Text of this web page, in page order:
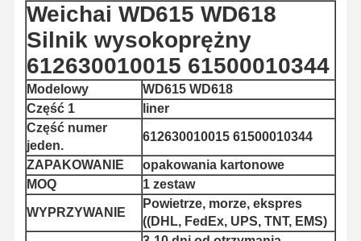
Weichai WD615 WD618
Silnik wysokoprężny
612630010015 61500010344
Modelowy
WD615 WD618
Część 1
liner
Część numer
jeden.
612630010015 61500010344
ZAPAKOWANIE
opakowania kartonowe
MOQ
1 zestaw
WYPRZYWANIE
Powietrze, morze, ekspres
((DHL, FedEx, UPS, TNT, EMS)